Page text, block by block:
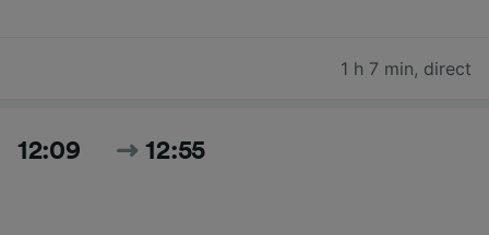
1 h 7 min, direct
12:09 12:55